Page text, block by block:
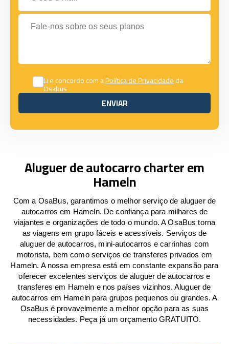
Fale-nos sobre os seus planos
Li e concordo com aPolítica de Privacidadeda
Osabus
ENVIAR
ENVIAR
Aluguer de autocarro charter em
Hameln
Com a OsaBus, garantimos o melhor serviço de aluguer de
autocarros em Hameln. De confiança para milhares de
viajantes e organizações de todo o mundo. A OsaBus torna
as viagens em grupo fáceis e acessíveis. Serviços de
aluguer de autocarros, mini-autocarros e carrinhas com
motorista, bem como serviços de transferes privados em
Hameln. A nossa empresa está em constante expansão para
oferecer excelentes serviços de aluguer de autocarros e
transferes em Hameln e nos países vizinhos. Aluguer de
autocarros em Hameln para grupos pequenos ou grandes. A
OsaBus é provavelmente a melhor opção para as suas
necessidades. Peça já um orçamento GRATUITO.